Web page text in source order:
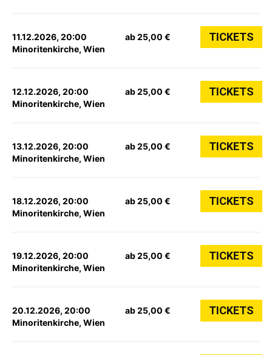
11.12.2026, 20:00
Minoritenkirche, Wien
ab 25,00 € TICKETS
12.12.2026, 20:00
Minoritenkirche, Wien
ab 25,00 € TICKETS
13.12.2026, 20:00
Minoritenkirche, Wien
ab 25,00 € TICKETS
18.12.2026, 20:00
Minoritenkirche, Wien
ab 25,00 € TICKETS
19.12.2026, 20:00
Minoritenkirche, Wien
ab 25,00 € TICKETS
20.12.2026, 20:00
Minoritenkirche, Wien
ab 25,00 € TICKETS